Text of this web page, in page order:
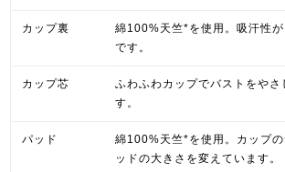
カップ裏
綿100%天竺*を使用。吸汗性が
です。
カップ芯
ふわふわカップでバストをやさ
す。
パッド
綿100%天竺*を使用。カップ
ッドの大きさを変えています。